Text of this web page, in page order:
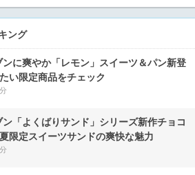
ング
ンに爽やか「レモン」スイーツ＆パン新登
い限定商品をチェック
ン「よくばりサンド」シリーズ新作チョコ
限定スイーツサンドの爽快な魅力